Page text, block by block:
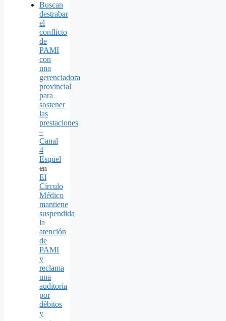
Buscan
destrabar
el
conflicto
de
PAMI
con
una
gerenciadora
provincial
para
sostener
las
prestaciones
–
Canal
4
Esquel
en
El
Círculo
Médico
mantiene
suspendida
la
atención
de
PAMI
y
reclama
una
auditoría
por
débitos
y